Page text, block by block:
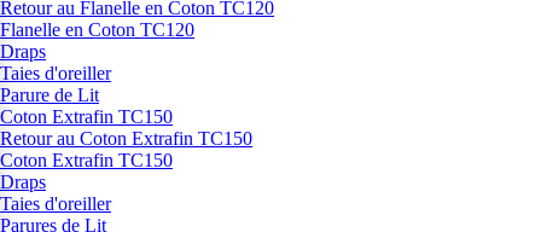
Retour au Flanelle en Coton TC120
Flanelle en Coton TC120
Draps
Taies d'oreiller
Parure de Lit
Coton Extrafin TC150
Retour au Coton Extrafin TC150
Coton Extrafin TC150
Draps
Taies d'oreiller
Parures de Lit